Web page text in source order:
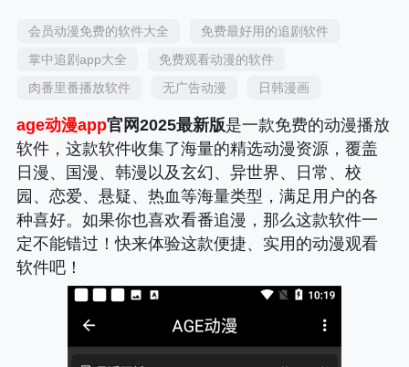
会员动漫免费的软件大全
免费最好用的追剧软件
掌中追剧app大全
免费观看动漫的软件
肉番里番播放软件
无广告动漫 日韩漫画
age动漫app官网2025最新版是一款免费的动漫播放
软件，这款软件收集了海量的精选动漫资源，覆盖
日漫、国漫、韩漫以及玄幻、异世界、日常、校
园、恋爱、悬疑、热血等海量类型，满足用户的各
种喜好。如果你也喜欢看番追漫，那么这款软件一
定不能错过！快来体验这款便捷、实用的动漫观看
软件吧！